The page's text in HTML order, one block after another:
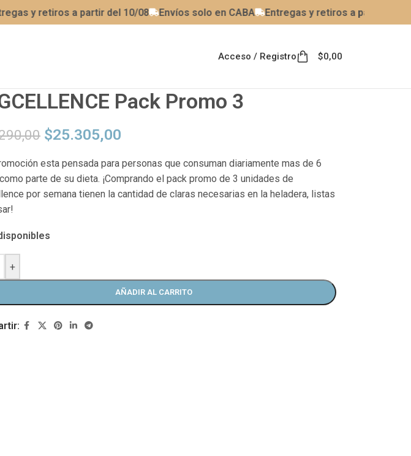
y retiros a partir del 10/08 Envíos solo en CABA Entregas y retiros a partir del 10/08
Acceso / Registro $0,00
Pack Promo 3
$25.305,00
esta pensada para personas que consuman diariamente mas de 6
parte de su dieta. ¡Comprando el pack promo de 3 unidades de
por semana tienen la cantidad de claras necesarias en la heladera, listas
+
AÑADIR AL CARRITO